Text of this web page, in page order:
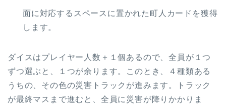
面に対応するスペースに置かれた町人カードを獲得
します。
ダイスはプレイヤー人数＋１個あるので、全員が１つ
ずつ選ぶと、１つが余ります。このとき、４種類ある
うちの、その色の災害トラックが進みます。トラック
が最終マスまで進むと、全員に災害が降りかかりま